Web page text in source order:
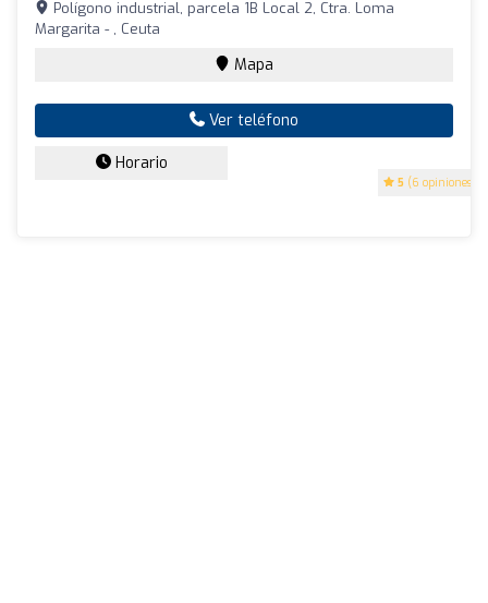
5 (6 opiniones)
Polígono industrial, parcela 1B Local 2, Ctra. Loma
Margarita - , Ceuta
Mapa
Ver teléfono
Horario